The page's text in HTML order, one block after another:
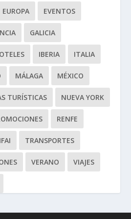
EUROPA EVENTOS
GALICIA
IBERIA ITALIA
MÁLAGA MÉXICO
TURÍSTICAS NUEVA YORK
RENFE
TRANSPORTES
VERANO VIAJES